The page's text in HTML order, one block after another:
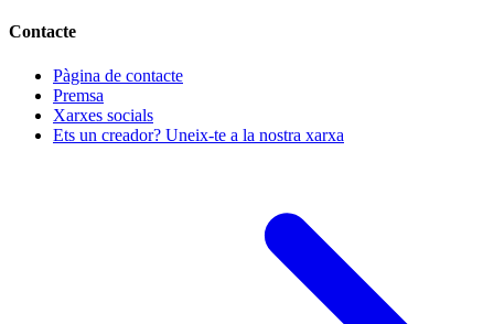
Contacte
Pàgina de contacte
Premsa
Xarxes socials
Ets un creador? Uneix-te a la nostra xarxa